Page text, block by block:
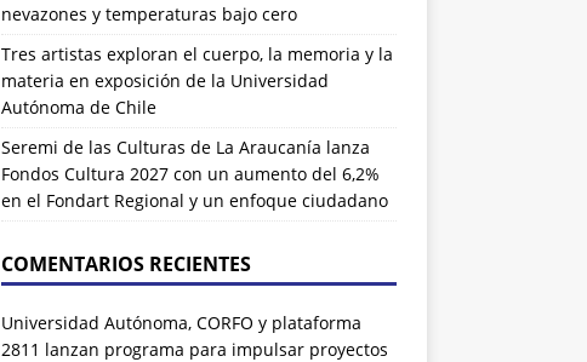
nevazones y temperaturas bajo cero
Tres artistas exploran el cuerpo, la memoria y la
materia en exposición de la Universidad
Autónoma de Chile
Seremi de las Culturas de La Araucanía lanza
Fondos Cultura 2027 con un aumento del 6,2%
en el Fondart Regional y un enfoque ciudadano
COMENTARIOS RECIENTES
Universidad Autónoma, CORFO y plataforma
2811 lanzan programa para impulsar proyectos